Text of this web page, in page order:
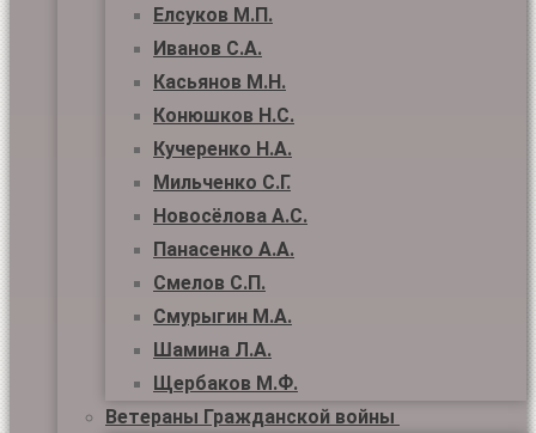
Елсуков М.П.
Иванов С.А.
Касьянов М.Н.
Конюшков Н.С.
Кучеренко Н.А.
Мильченко С.Г.
Новосёлова А.С.
Панасенко А.А.
Смелов С.П.
Смурыгин М.А.
Шамина Л.А.
Щербаков М.Ф.
Ветераны Гражданской войны